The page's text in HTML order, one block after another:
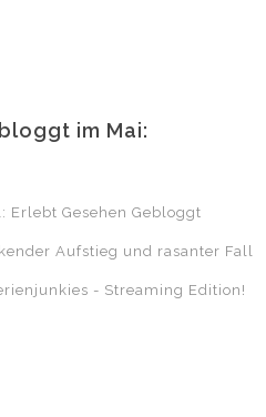
im Mai:
Erlebt Gesehen Gebloggt
Aufstieg und rasanter Fall
- Streaming Edition!